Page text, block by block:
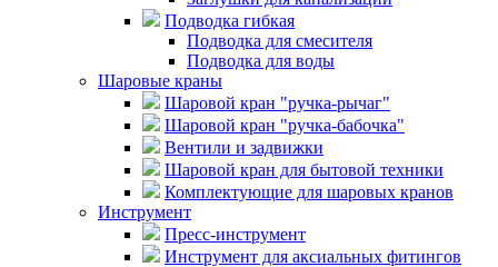
Подводка гибкая
Подводка для смесителя
Подводка для воды
Шаровые краны
Шаровой кран "ручка-рычаг"
Шаровой кран "ручка-бабочка"
Вентили и задвижки
Шаровой кран для бытовой техники
Комплектующие для шаровых кранов
Инструмент
Пресс-инструмент
Инструмент для аксиальных фитингов